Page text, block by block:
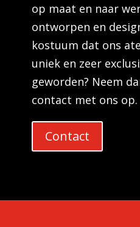
op maat en naar
ontworpen en
kostuum dat ons
uniek en zeer
geworden? Neem
contact met ons op.
Contact